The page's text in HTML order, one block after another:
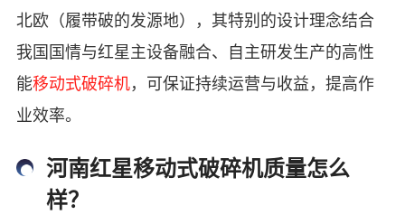
北欧（履带破的发源地），其特别的设计理念结合
我国国情与红星主设备融合、自主研发生产的高性
能移动式破碎机，可保证持续运营与收益，提高作
业效率。
河南红星移动式破碎机质量怎么
样？